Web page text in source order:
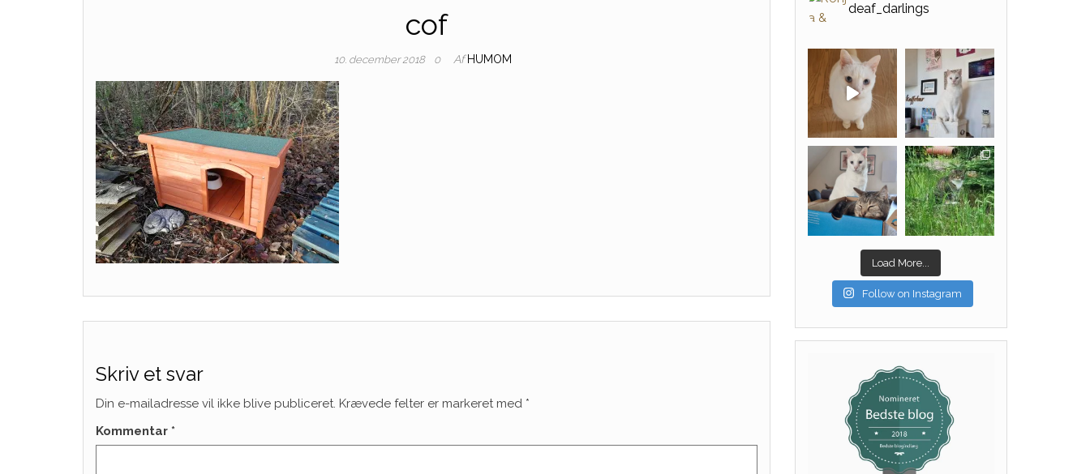
cof
10. december 2018 0 Af HUMOM
Skriv et svar
Din e-mailadresse vil ikke blive publiceret. Krævede felter er markeret med *
Kommentar *
deaf_darlings
Load More...
Follow on Instagram